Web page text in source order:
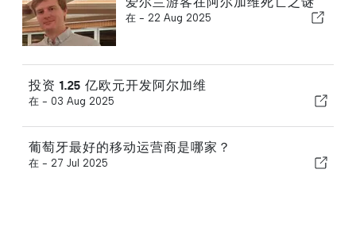
在 - 22 Aug 2025
投资 1.25 亿欧元开发阿尔加维
在 - 03 Aug 2025
葡萄牙最好的移动运营商是哪家？
在 - 27 Jul 2025